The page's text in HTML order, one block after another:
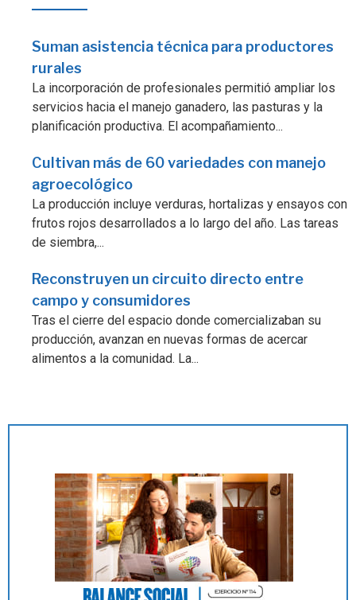
Suman asistencia técnica para productores
rurales
La incorporación de profesionales permitió ampliar los
servicios hacia el manejo ganadero, las pasturas y la
planificación productiva. El acompañamiento...
Cultivan más de 60 variedades con manejo
agroecológico
La producción incluye verduras, hortalizas y ensayos con
frutos rojos desarrollados a lo largo del año. Las tareas
de siembra,...
Reconstruyen un circuito directo entre
campo y consumidores
Tras el cierre del espacio donde comercializaban su
producción, avanzan en nuevas formas de acercar
alimentos a la comunidad. La...